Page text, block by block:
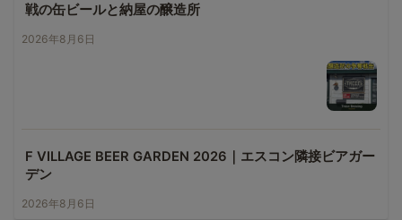
戦の缶ビールと納屋の醸造所
2026年8月6日
F VILLAGE BEER GARDEN 2026｜エスコン隣接ビアガー
デン
2026年8月6日